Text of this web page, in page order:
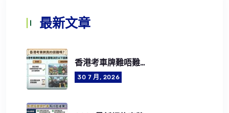
最新文章
香港考車牌難唔難？2026考牌流程、費用、筆試及路試攻略
30 7 月, 2026